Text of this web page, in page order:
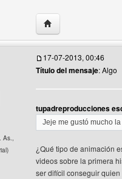
Visitar sitio web del
del usuario
As.,
17-07-2013, 00:46
Título del mensaje: Algo
tupadreproducciones
Jeje me gustó mucho
¿Qué tipo de animación
videos sobre la primera
ser difícil conseguir